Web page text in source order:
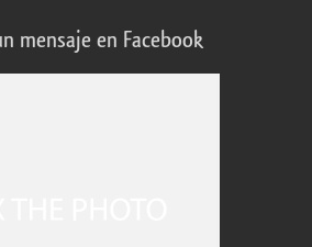
mensaje en Facebook